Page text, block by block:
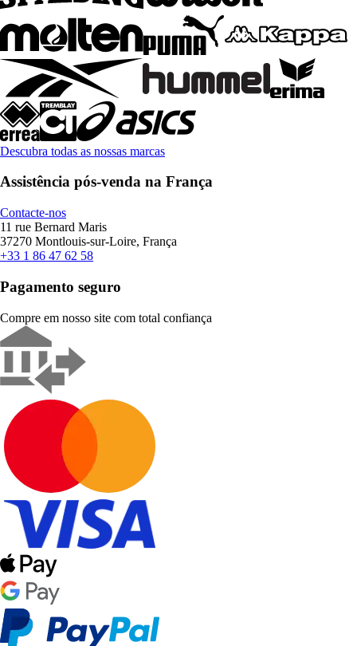
Descubra todas as nossas marcas
Assistência pós-venda na França
Contacte-nos
11 rue Bernard Maris
37270 Montlouis-sur-Loire, França
+33 1 86 47 62 58
Pagamento seguro
Compre em nosso site com total confiança